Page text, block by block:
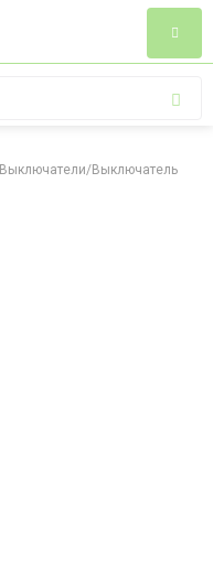
Выключатели/Выключатель